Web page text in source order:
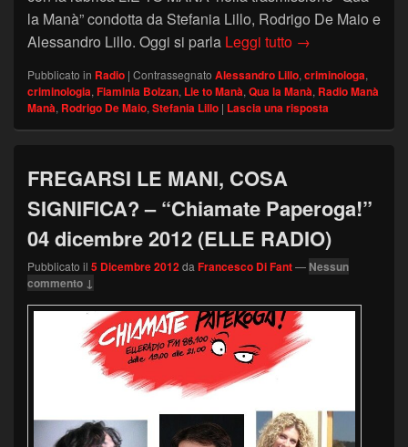
la Manà” condotta da Stefania Lillo, Rodrigo De Maio e
Alessandro Lillo. Oggi si parla Leggi tutto →
Pubblicato in Radio | Contrassegnato Alessandro Lillo, criminologa,
criminologia, Flaminia Bolzan, Lie to Manà, Qua la Manà, Radio Manà
Manà, Rodrigo De Maio, Stefania Lillo | Lascia una risposta
FREGARSI LE MANI, COSA
SIGNIFICA? – “Chiamate Paperoga!”
04 dicembre 2012 (ELLE RADIO)
Pubblicato il 5 Dicembre 2012da Francesco Di Fant— Nessun
commento ↓